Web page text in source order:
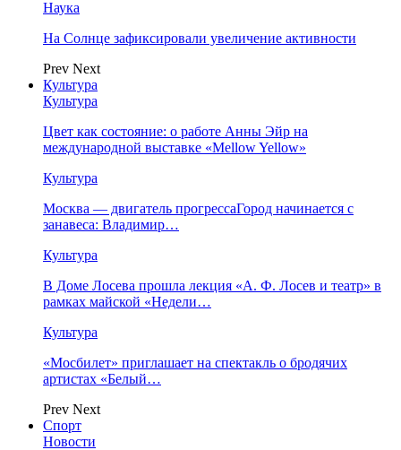
Наука
На Солнце зафиксировали увеличение активности
Prev Next
Культура
Культура
Цвет как состояние: о работе Анны Эйр на
международной выставке «Mellow Yellow»
Культура
Москва — двигатель прогрессаГород начинается с
занавеса: Владимир…
Культура
В Доме Лосева прошла лекция «А. Ф. Лосев и театр» в
рамках майской «Недели…
Культура
«Мосбилет» приглашает на спектакль о бродячих
артистах «Белый…
Prev Next
Спорт
Новости